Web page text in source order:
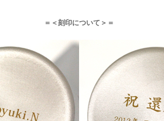
＝＜刻印について＞＝